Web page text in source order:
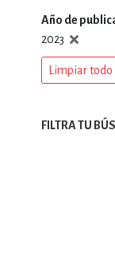
Año de
2023
Limpiar todo
FILTRA TU